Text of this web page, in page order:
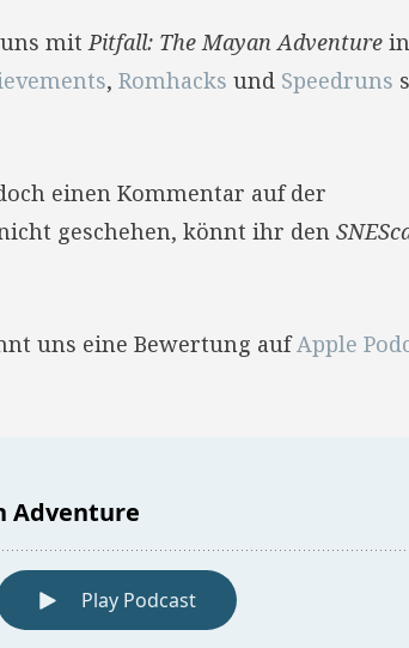
uns mitPitfall: The Mayan Adventure
, Romhacks und Speedruns
einen Kommentar auf der
geschehen, könnt ihr den
uns eine Bewertung aufApple